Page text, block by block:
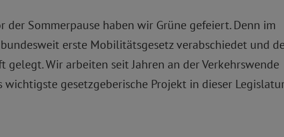
Sommerpause haben wir Grüne gefeiert. Denn im
erste Mobilitätsgesetz verabschiedet und
Wir arbeiten seit Jahren an der Verkehrswende
gesetzgeberische Projekt in dieser